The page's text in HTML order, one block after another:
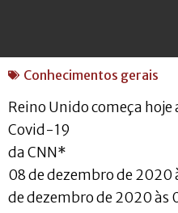
Conhecimentos gerais
Reino Unido começa hoje
Covid-19
da CNN*
08 de dezembro de
de dezembro de 2020 às